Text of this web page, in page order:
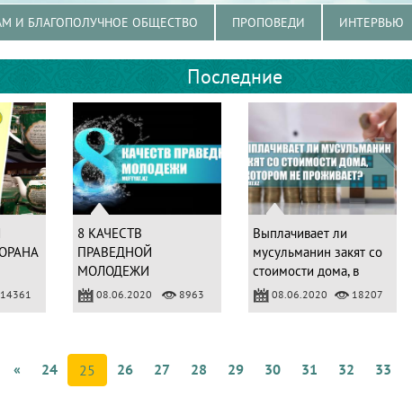
И БЛАГОПОЛУЧНОЕ ОБЩЕСТВО ПРОПОВЕДИ ИНТЕРВЬЮ
Последние
14361
8 КАЧЕСТВ
ПРАВЕДНОЙ
МОЛОДЕЖИ
08.06.2020 8963
Выплачивает ли
мусульманин закят со
стоимости дома, в
котором не
проживает?
08.06.2020 18207
« 24 25 26 27 28 29 30 31 32 33